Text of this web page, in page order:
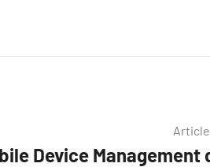
Device Management